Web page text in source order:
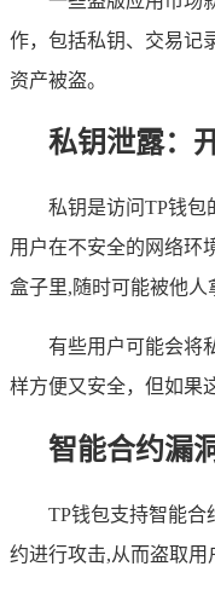
作，包括私钥、交易记
资产被盗。
私钥泄露：
私钥是访问TP钱包
用户在不安全的网络环
盒子里,随时可能被他人
有些用户可能会将
样方便又安全，但如果
智能合约漏
TP钱包支持智能
约进行攻击,从而盗取用